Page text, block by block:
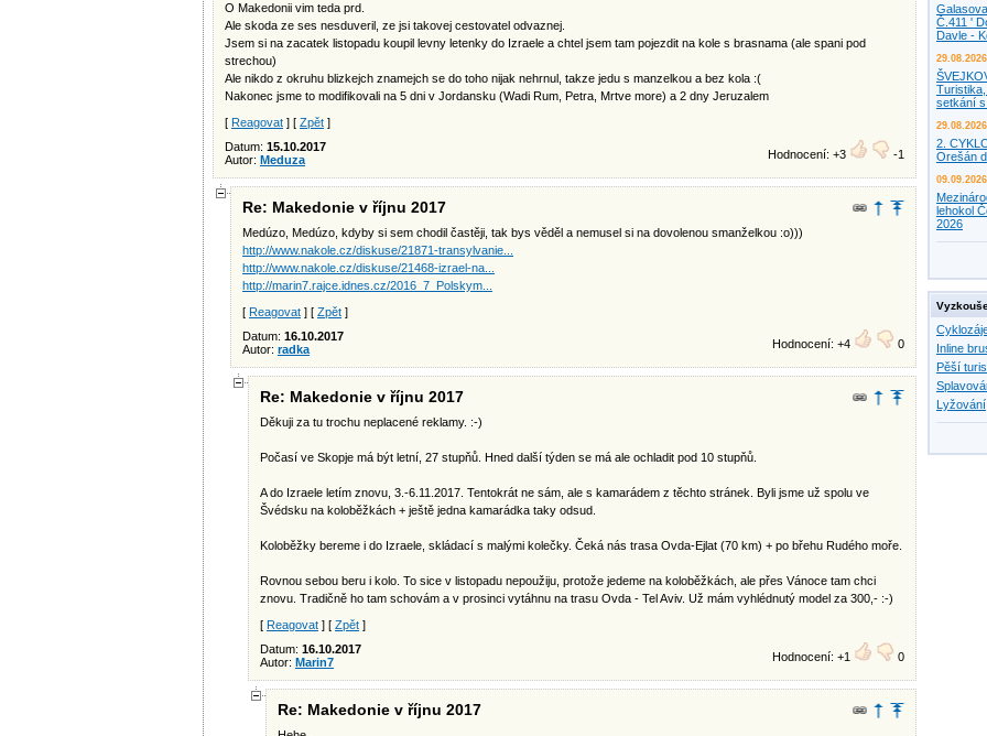
O Makedonii vim teda prd.
Ale skoda ze ses nesduveril, ze jsi takovej cestovatel odvaznej.
Jsem si na zacatek listopadu koupil levny letenky do Izraele a chtel jsem tam pojezdit na kole s brasnama (ale spani pod
strechou)
Ale nikdo z okruhu blizkejch znamejch se do toho nijak nehrnul, takze jedu s manzelkou a bez kola :(
Nakonec jsme to modifikovali na 5 dni v Jordansku (Wadi Rum, Petra, Mrtve more) a 2 dny Jeruzalem
[ Reagovat ] [ Zpět ]
Datum: 15.10.2017
Autor: Meduza Hodnocení: +3 -1
Re: Makedonie v říjnu 2017
Medúzo, Medúzo, kdyby si sem chodil častěji, tak bys věděl a nemusel si na dovolenou smanželkou :o)))
http://www.nakole.cz/diskuse/21871-transylvanie...
http://www.nakole.cz/diskuse/21468-izrael-na...
http://marin7.rajce.idnes.cz/2016_7_Polskym...
[ Reagovat ] [ Zpět ]
Datum: 16.10.2017
Autor: radka Hodnocení: +4 0
Re: Makedonie v říjnu 2017
Děkuji za tu trochu neplacené reklamy. :-)
Počasí ve Skopje má být letní, 27 stupňů. Hned další týden se má ale ochladit pod 10 stupňů.
A do Izraele letím znovu, 3.-6.11.2017. Tentokrát ne sám, ale s kamarádem z těchto stránek. Byli jsme už spolu ve
Švédsku na koloběžkách + ještě jedna kamarádka taky odsud.
Koloběžky bereme i do Izraele, skládací s malými kolečky. Čeká nás trasa Ovda-Ejlat (70 km) + po břehu Rudého moře.
Rovnou sebou beru i kolo. To sice v listopadu nepoužiju, protože jedeme na koloběžkách, ale přes Vánoce tam chci
znovu. Tradičně ho tam schovám a v prosinci vytáhnu na trasu Ovda - Tel Aviv. Už mám vyhlédnutý model za 300,- :-)
[ Reagovat ] [ Zpět ]
Datum: 16.10.2017
Autor: Marin7 Hodnocení: +1 0
Re: Makedonie v říjnu 2017
Č.411 '
Davle -
29.08.2026
setkání
29.08.2026
2.
Orešán
09.09.2026
lehokol
2026
Inline
Pěší
Lyžování